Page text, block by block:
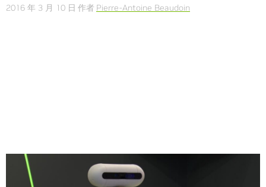
2016 年 3 月 10 日 作者 Pierre-Antoine Beaudoin
Share